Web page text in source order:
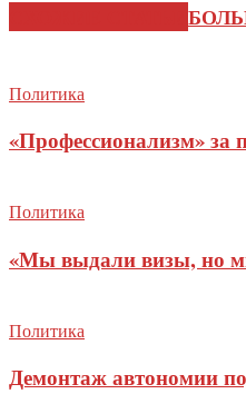
Политика
«Профессионализм»
Политика
«Мы выдали визы, но
Политика
Демонтаж автономии